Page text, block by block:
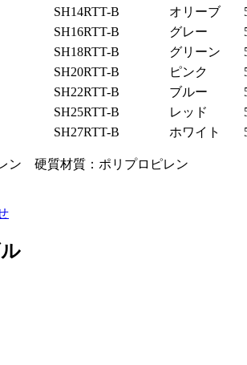
SH14RTT-B オリーブ
SH16RTT-B グレー
SH18RTT-B グリーン
SH20RTT-B ピンク
SH22RTT-B ブルー
SH25RTT-B レッド
SH27RTT-B ホワイト
ン 硬質材質：ポリプロピレン